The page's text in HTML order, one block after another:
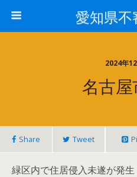
愛知県不
2024年
名古
Share Tweet
緑区内で住居侵入未遂が発生